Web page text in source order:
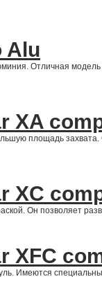
Alu
Отличная
XA
площадь
XC
Он позволяет
XFC
Имеются